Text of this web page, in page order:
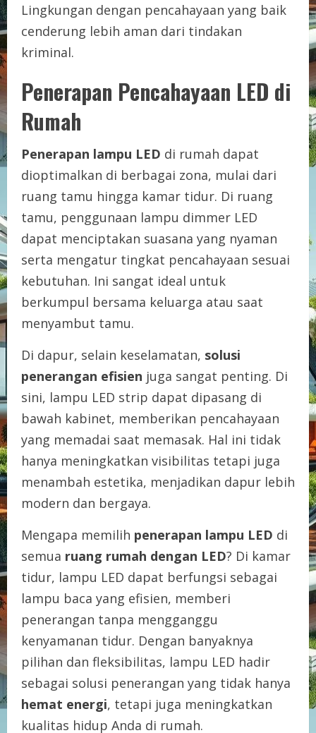
Lingkungan dengan pencahayaan yang baik
cenderung lebih aman dari tindakan
kriminal.
Penerapan Pencahayaan LED di
Rumah
Penerapan lampu LED di rumah dapat
dioptimalkan di berbagai zona, mulai dari
ruang tamu hingga kamar tidur. Di ruang
tamu, penggunaan lampu dimmer LED
dapat menciptakan suasana yang nyaman
serta mengatur tingkat pencahayaan sesuai
kebutuhan. Ini sangat ideal untuk
berkumpul bersama keluarga atau saat
menyambut tamu.
Di dapur, selain keselamatan, solusi
penerangan efisien juga sangat penting. Di
sini, lampu LED strip dapat dipasang di
bawah kabinet, memberikan pencahayaan
yang memadai saat memasak. Hal ini tidak
hanya meningkatkan visibilitas tetapi juga
menambah estetika, menjadikan dapur lebih
modern dan bergaya.
Mengapa memilih penerapan lampu LED di
semua ruang rumah dengan LED? Di kamar
tidur, lampu LED dapat berfungsi sebagai
lampu baca yang efisien, memberi
penerangan tanpa mengganggu
kenyamanan tidur. Dengan banyaknya
pilihan dan fleksibilitas, lampu LED hadir
sebagai solusi penerangan yang tidak hanya
hemat energi, tetapi juga meningkatkan
kualitas hidup Anda di rumah.